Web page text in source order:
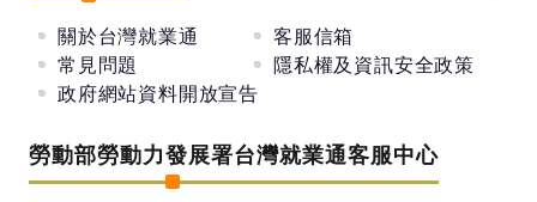
關於台灣就業通
客服信箱
常見問題
隱私權及資訊安全政策
政府網站資料開放宣告
勞動部勞動力發展署台灣就業通客服中心